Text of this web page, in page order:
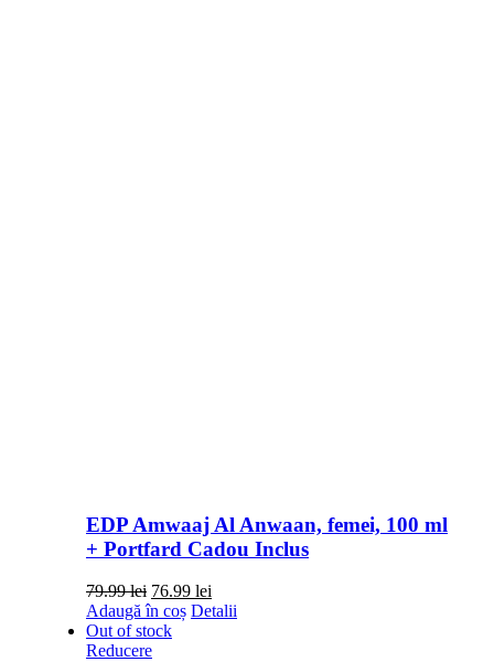
EDP Amwaaj Al Anwaan, femei, 100 ml
+ Portfard Cadou Inclus
79.99lei Prețul
inițial
a
fost:
76.99 leiPrețul
curent
Adaugă în coș Detalii
Out of stock
Reducere